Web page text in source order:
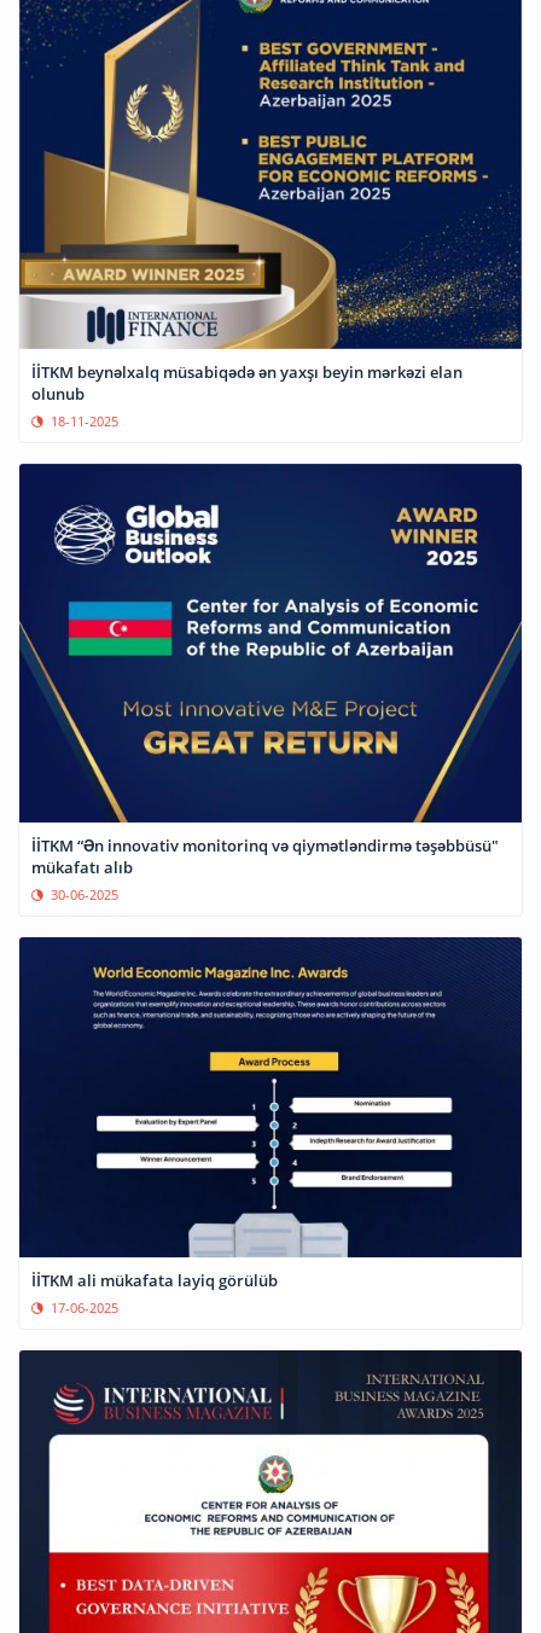
İİTKM beynəlxalq müsabiqədə ən yaxşı beyin mərkəzi elan
olunub
18-11-2025
İİTKM “Ən innovativ monitorinq və qiymətləndirmə təşəbbüsü"
mükafatı alıb
30-06-2025
İİTKM ali mükafata layiq görülüb
17-06-2025